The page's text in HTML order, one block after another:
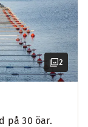
2
på 30 öar.